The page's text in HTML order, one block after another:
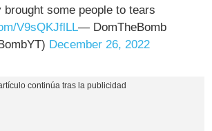
some people to tears
V9sQKJflLL— DomTheBomb
December 26, 2022